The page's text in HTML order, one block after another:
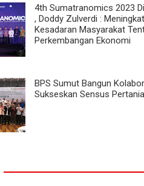
4th Sumatranomics 2023
, Doddy Zulverdi :
Kesadaran Masyarakat
Perkembangan Ekonomi
BPS Sumut Bangun
Sukseskan Sensus